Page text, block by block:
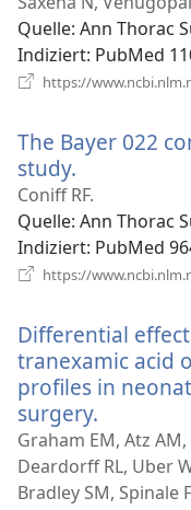
Quelle‎: Ann Thorac
Indiziert‎: PubMed
https://
The Bayer 022
study.
neues
Fenster)
Coniff RF.
Quelle‎: Ann Thorac
Indiziert‎: PubMed
https://
Differential
tranexamic acid
profiles in
surgery.
neues
Fenster)
Graham EM, Atz AM,
Deardorff RL, Uber
Bradley SM, Spinale